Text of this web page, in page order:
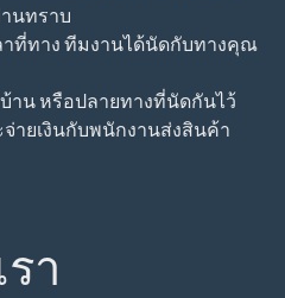
นทราบ
าที่ทาง ทีมงานได้นัดกับทางคุณ
าน หรือปลายทางที่นัดกันไว้
ายเงินกับพนักงานส่งสินค้า
า